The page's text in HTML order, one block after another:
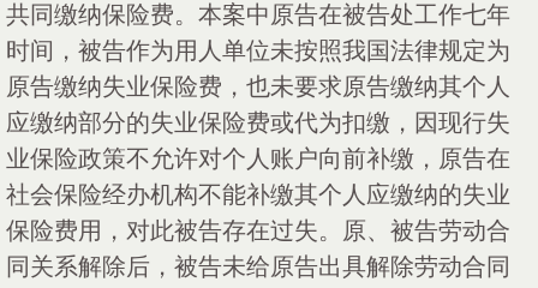
共同缴纳保险费。本案中原告在被告处工作七年
时间，被告作为用人单位未按照我国法律规定为
原告缴纳失业保险费，也未要求原告缴纳其个人
应缴纳部分的失业保险费或代为扣缴，因现行失
业保险政策不允许对个人账户向前补缴，原告在
社会保险经办机构不能补缴其个人应缴纳的失业
保险费用，对此被告存在过失。原、被告劳动合
同关系解除后，被告未给原告出具解除劳动合同